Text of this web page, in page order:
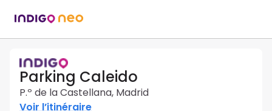
Parking Caleido
P.º de la Castellana, Madrid
Voir l’itinéraire